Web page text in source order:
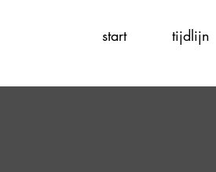
start tijdlijn